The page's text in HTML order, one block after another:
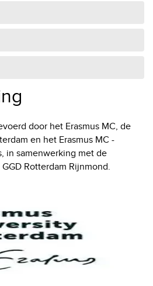
door het Erasmus MC, de
en het Erasmus MC -
in samenwerking met de
Rotterdam Rijnmond.